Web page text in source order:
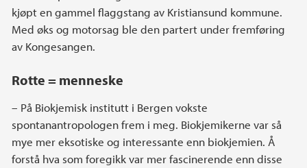
kjøpt en gammel flaggstang av Kristiansund kommune.
Med øks og motorsag ble den partert under fremføring
av Kongesangen.
Rotte = menneske
– På Biokjemisk institutt i Bergen vokste
spontanantropologen frem i meg. Biokjemikerne var så
mye mer eksotiske og interessante enn biokjemien. Å
forstå hva som foregikk var mer fascinerende enn disse